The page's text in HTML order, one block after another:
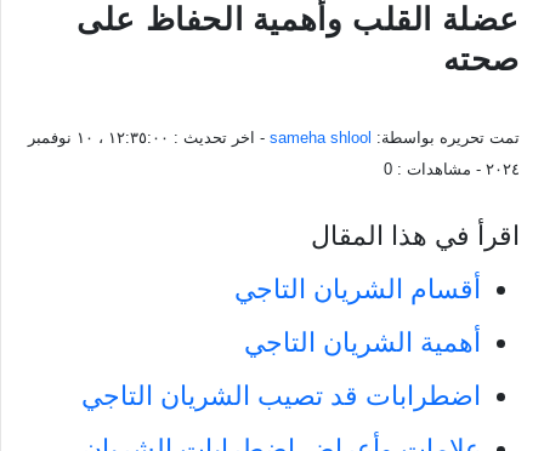
عضلة القلب وأهمية الحفاظ على
صحته
تمت تحريره بواسطة: sameha shlool - اخر تحديث :
١٢:٣٥:٠٠ ، ١٠ نوفمبر
٢٠٢٤ - مشاهدات : 0
اقرأ في هذا المقال
أقسام الشريان التاجي
أهمية الشريان التاجي
اضطرابات قد تصيب الشريان التاجي